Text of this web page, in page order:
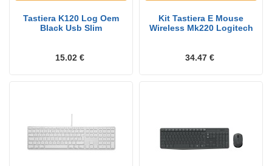
Tastiera K120 Log Oem
Black Usb Slim
15.02 €
Kit Tastiera E Mouse
Wireless Mk220 Logitech
34.47 €